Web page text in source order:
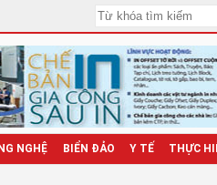
NGHỆ BIỂN ĐẢO Y TẾ THỰC